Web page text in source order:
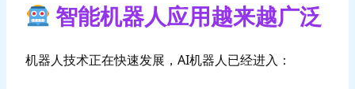
智能机器人应用越来越广泛
机器人技术正在快速发展，AI机器人已经进入：